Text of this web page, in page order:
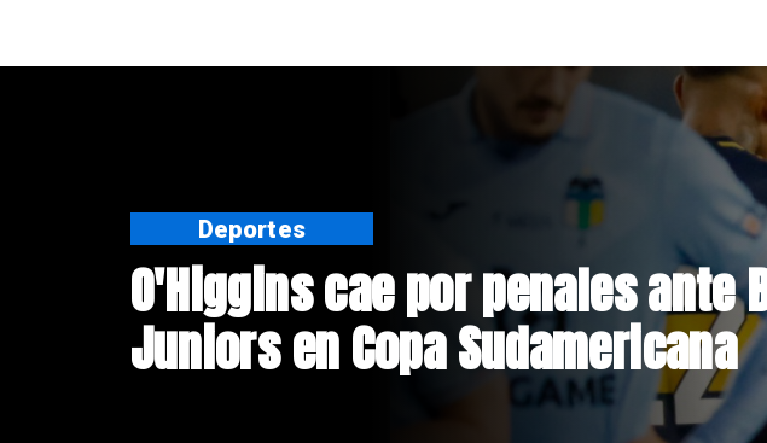
Exsubsecretario de Hacienda da
doble positivo en test de drogas
Nacional